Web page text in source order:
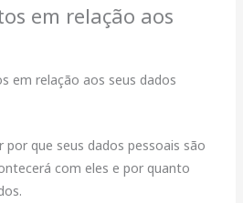
em relação aos
em relação aos seus dados
por que seus dados pessoais são
com eles e por quanto